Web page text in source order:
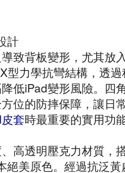
計
致背板變形，尤其放
型力學抗彎結構，透
低iPad變形風險。四
位的防摔保障，讓日
套時最重要的實用功
高透明壓克力材質，
絕美原色。經過抗泛